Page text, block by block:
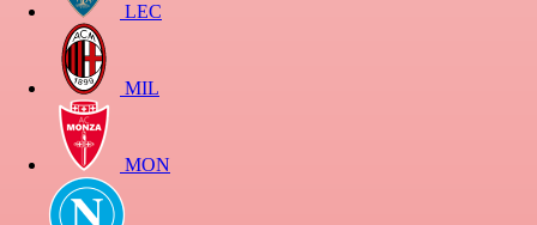
LEC
MIL
MON